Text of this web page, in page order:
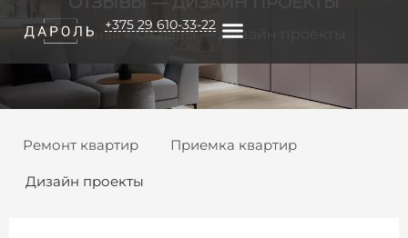
+375 29 610-33-22
Главная»Отзывы — Дизайн проекты
Ремонт квартир Приемка квартир
Дизайн проекты